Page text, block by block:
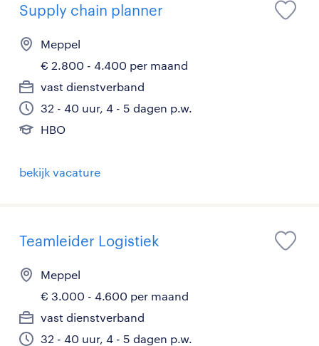
Supply chain planner
Meppel
€ 2.800 - 4.400 per maand
vast dienstverband
32 - 40 uur, 4 - 5 dagen p.w.
HBO
bekijk vacature
Teamleider Logistiek
Meppel
€ 3.000 - 4.600 per maand
vast dienstverband
32 - 40 uur, 4 - 5 dagen p.w.